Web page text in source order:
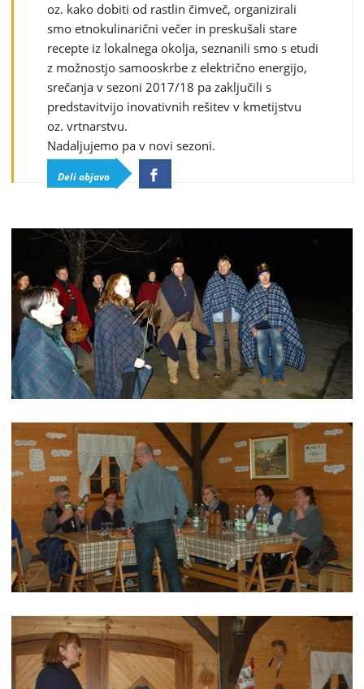
oz. kako dobiti od rastlin čimveč, organizirali
smo etnokulinarični večer in preskušali stare
recepte iz lokalnega okolja, seznanili smo s etudi
z možnostjo samooskrbe z električno energijo,
srečanja v sezoni 2017/18 pa zaključili s
predstavitvijo inovativnih rešitev v kmetijstvu
oz. vrtnarstvu.
Nadaljujemo pa v novi sezoni.
Deli objavo